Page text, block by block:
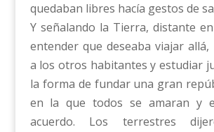
quedaban libres hacía gestos de
Y señalando la Tierra, distante
entender que deseaba viajar
a los otros habitantes y estudiar
la forma de fundar una gran
en la que todos se amaran y
acuerdo. Los terrestres